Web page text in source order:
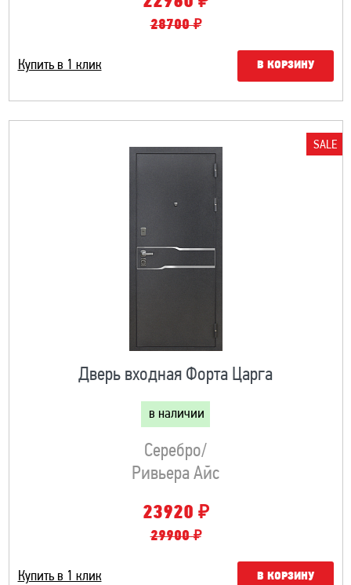
28700 ₽
Купить в 1 клик В КОРЗИНУ
SALE
Дверь входная Форта Царга
в наличии
Серебро/
Ривьера Айс
23920 ₽
29900 ₽
Купить в 1 клик В КОРЗИНУ